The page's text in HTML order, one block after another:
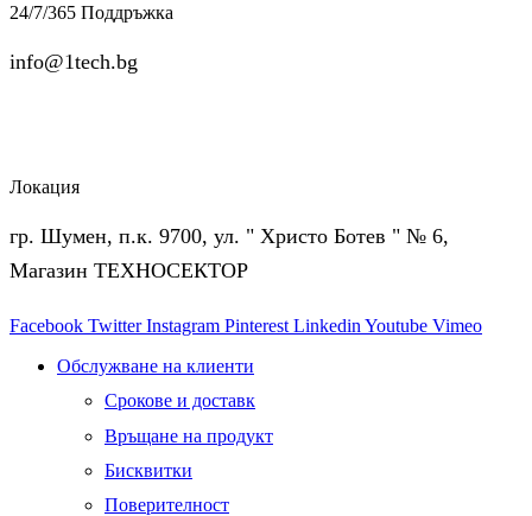
24/7/365 Поддръжка
info@1tech.bg
Локация
гр. Шумен, п.к. 9700, ул. " Христо Ботев " № 6,
Магазин ТЕХНОСЕКТОР
Facebook Twitter Instagram Pinterest Linkedin Youtube Vimeo
Обслужване на клиенти
Срокове и доставк
Връщане на продукт
Бисквитки
Поверителност